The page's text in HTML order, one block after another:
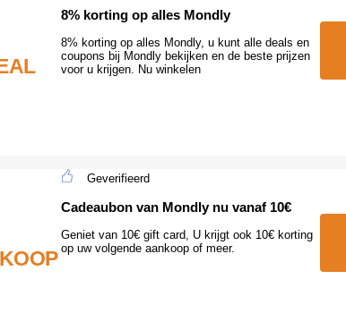
8% korting op alles Mondly
8% korting op alles Mondly, u kunt alle deals en
coupons bij Mondly bekijken en de beste prijzen
voor u krijgen. Nu winkelen
Geverifieerd
Cadeaubon van Mondly nu vanaf 10€
Geniet van 10€ gift card, U krijgt ook 10€ korting
op uw volgende aankoop of meer.